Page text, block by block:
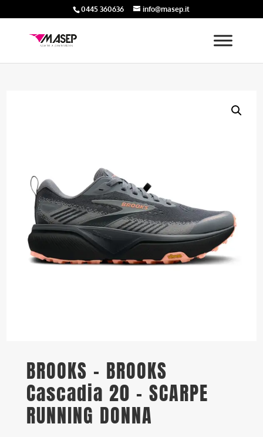
0445 360636 info@masep.it
BROOKS – BROOKS
Cascadia 20 – SCARPE
RUNNING DONNA